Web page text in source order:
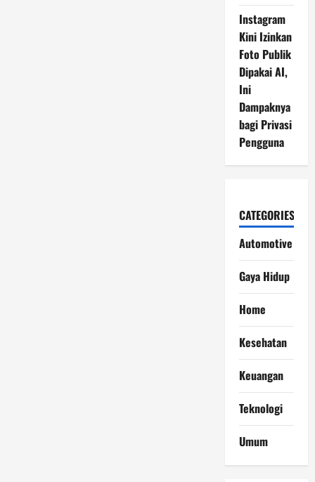
Instagram
Kini Izinkan
Foto Publik
Dipakai AI,
Ini
Dampaknya
bagi Privasi
Pengguna
CATEGORIES
Automotive
Gaya Hidup
Home
Kesehatan
Keuangan
Teknologi
Umum